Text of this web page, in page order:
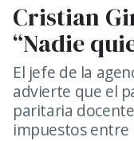
Cristian
“Nadie
El jefe de la
advierte que el
paritaria
impuestos entre